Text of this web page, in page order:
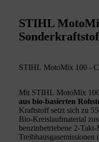
STIHL
STIHL MotoMix 100 -
Mit STIHL MotoMix 100
aus bio‑basierten
Kraftstoff setzt sich zu
Bio‑Kreislaufmaterial
benzinbetriebene